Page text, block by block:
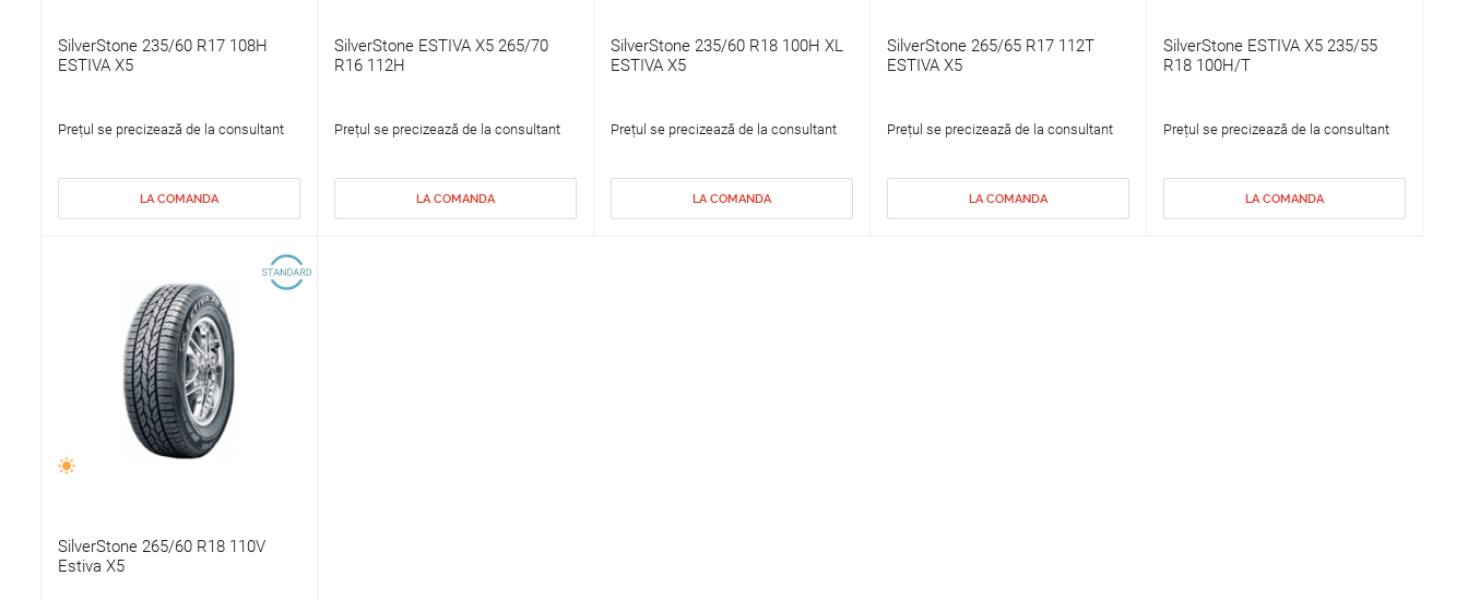
SilverStone 235/60 R17 108H
ESTIVA X5
Prețul se precizează de la consultant
LA COMANDA
SilverStone ESTIVA X5 265/70
R16 112H
Prețul se precizează de la consultant
LA COMANDA
SilverStone 235/60 R18 100H XL
ESTIVA X5
Prețul se precizează de la consultant
LA COMANDA
SilverStone 265/65 R17 112T
ESTIVA X5
Prețul se precizează de la consultant
LA COMANDA
SilverStone ESTIVA X5 235/55
R18 100H/T
Prețul se precizează de la consultant
LA COMANDA
SilverStone 265/60 R18 110V
Estiva X5